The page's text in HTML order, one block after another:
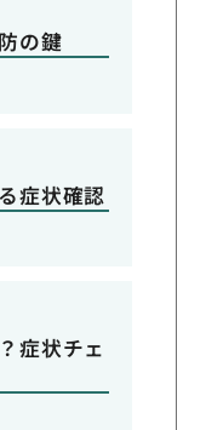
の鍵
症状確認
症状チェ